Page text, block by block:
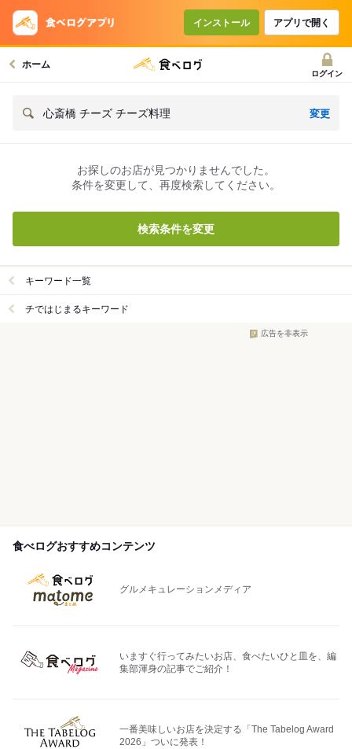
インストール アプリで開く
ホーム
ログイン
心斎橋 チーズ チーズ料理 変更
お探しのお店が見つかりませんでした。
条件を変更して、再度検索してください。
検索条件を変更
キーワード一覧
チではじまるキーワード
広告を非表示
食べログおすすめコンテンツ
グルメキュレーションメディア
いますぐ行ってみたいお店、食べたいひと皿を、編
集部渾身の記事でご紹介！
一番美味しいお店を決定する「The Tabelog Award
2026」ついに発表！